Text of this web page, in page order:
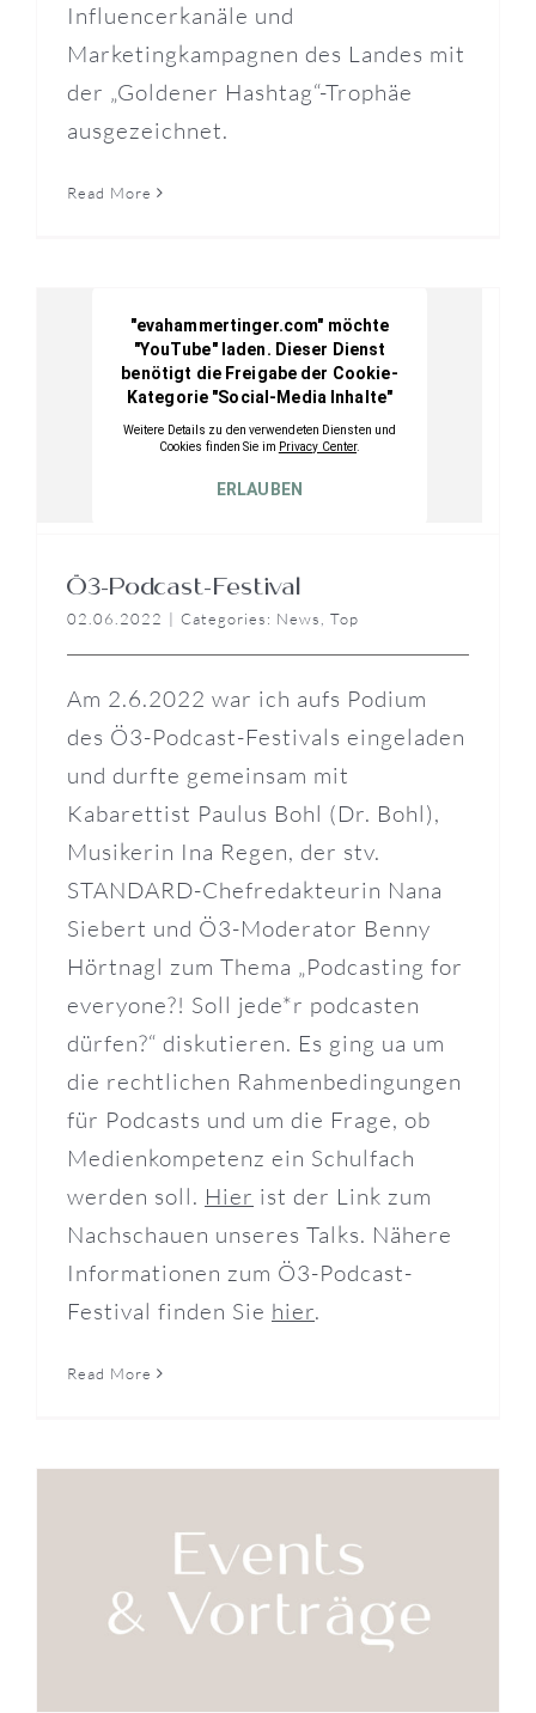
Influencerkanäle und
Marketingkampagnen des Landes mit
der „Goldener Hashtag“-Trophäe
ausgezeichnet.
Read More
Ö3-Podcast-Festival
02.06.2022 | Categories: News Top
Am 2.6.2022 war ich aufs Podium
des Ö3-Podcast-Festivals eingeladen
und durfte gemeinsam mit
Kabarettist Paulus Bohl (Dr. Bohl),
Musikerin Ina Regen, der stv.
STANDARD-Chefredakteurin Nana
Siebert und Ö3-Moderator Benny
Hörtnagl zum Thema „Podcasting for
everyone?! Soll jede*r podcasten
dürfen?“ diskutieren. Es ging ua um
die rechtlichen Rahmenbedingungen
für Podcasts und um die Frage, ob
Medienkompetenz ein Schulfach
werden soll. Hier ist der Link zum
Nachschauen unseres Talks. Nähere
Informationen zum Ö3-Podcast-
Festival finden Sie hier.
Read More